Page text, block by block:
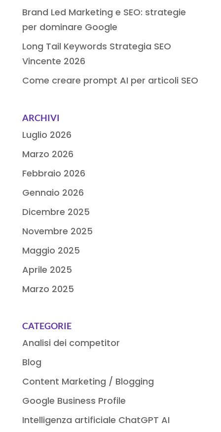
Brand Led Marketing e SEO: strategie
per dominare Google
Long Tail Keywords Strategia SEO
Vincente 2026
Come creare prompt AI per articoli SEO
ARCHIVI
Luglio 2026
Marzo 2026
Febbraio 2026
Gennaio 2026
Dicembre 2025
Novembre 2025
Maggio 2025
Aprile 2025
Marzo 2025
CATEGORIE
Analisi dei competitor
Blog
Content Marketing / Blogging
Google Business Profile
Intelligenza artificiale ChatGPT AI